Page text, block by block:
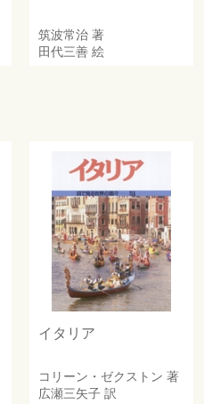
筑波常治 著
田代三善 絵
イタリア
コリーン・ゼクストン 著
広瀬三矢子 訳